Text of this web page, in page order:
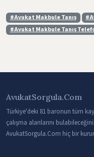
#Avukat Makbule Tanış
#Avukat Makbule Tanış
AvukatSorgula.Com
Türkiye'deki 81 baronun tüm
çalışma alanlarını
AvukatSorgula.Com hiç bir